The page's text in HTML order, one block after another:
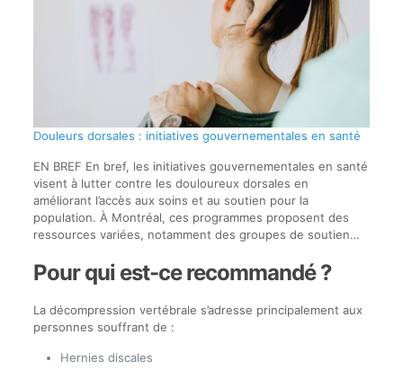
Douleurs dorsales : initiatives gouvernementales en santé
EN BREF En bref, les initiatives gouvernementales en santé
visent à lutter contre les douloureux dorsales en
améliorant l’accès aux soins et au soutien pour la
population. À Montréal, ces programmes proposent des
ressources variées, notamment des groupes de soutien…
Pour qui est-ce recommandé ?
La décompression vertébrale s’adresse principalement aux
personnes souffrant de :
Hernies discales